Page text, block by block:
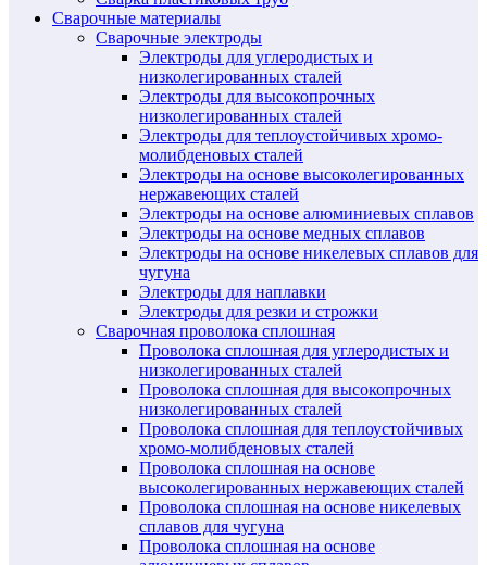
Сварочные материалы
Сварочные электроды
Электроды для углеродистых и
низколегированных сталей
Электроды для высокопрочных
низколегированных сталей
Электроды для теплоустойчивых хромо-
молибденовых сталей
Электроды на основе высоколегированных
нержавеющих сталей
Электроды на основе алюминиевых сплавов
Электроды на основе медных сплавов
Электроды на основе никелевых сплавов для
чугуна
Электроды для наплавки
Электроды для резки и строжки
Сварочная проволока сплошная
Проволока сплошная для углеродистых и
низколегированных сталей
Проволока сплошная для высокопрочных
низколегированных сталей
Проволока сплошная для теплоустойчивых
хромо-молибденовых сталей
Проволока сплошная на основе
высоколегированных нержавеющих сталей
Проволока сплошная на основе никелевых
сплавов для чугуна
Проволока сплошная на основе